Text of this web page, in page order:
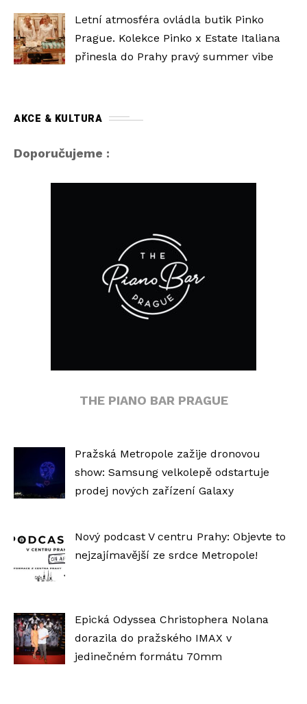
Letní atmosféra ovládla butik Pinko
Prague. Kolekce Pinko x Estate Italiana
přinesla do Prahy pravý summer vibe
AKCE & KULTURA
Doporučujeme :
THE PIANO BAR PRAGUE
Pražská Metropole zažije dronovou
show: Samsung velkolepě odstartuje
prodej nových zařízení Galaxy
Nový podcast V centru Prahy: Objevte to
nejzajímavější ze srdce Metropole!
Epická Odyssea Christophera Nolana
dorazila do pražského IMAX v
jedinečném formátu 70mm